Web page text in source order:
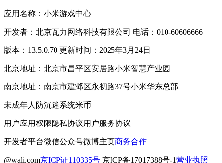
应用名称：小米游戏中心
开发者：北京瓦力网络科技有限公司 电话：010-60606666
版本：13.5.0.70 更新时间：2025年3月24日
北京地址：北京市昌平区安居路小米智慧产业园
南京地址：南京市建邺区永初路37号小米华东总部
未成年人防沉迷系统米币
用户应用权限隐私协议用户服务协议
开发者平台微信公众号微博主页商务合作
@wali.com京ICP证110335号 京ICP备17017388号-1营业执照